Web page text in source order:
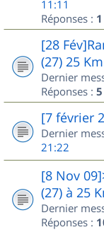
11:11
Réponses : 1
[28
(27) 25
Dernier
Réponses : 5
[7 février
Dernier
21:22
[8 Nov
(27) à 25
Dernier
Réponses :